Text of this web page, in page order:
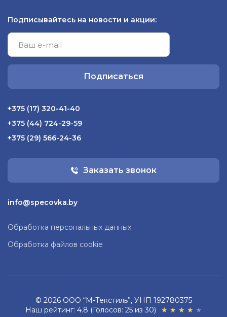
Подписывайтесь на новости и акции:
Подписаться
+375 (17) 320-41-40
+375 (44) 724-29-59
+375 (29) 566-24-36
Заказать звонок
info@specovka.by
Обработка персональных данных
Обработка файлов cookie
© 2026 ООО “М-Текстиль”, УНП 192780375
Наш рейтинг: 4.8 (Голосов: 25 из 30)
★ ★ ★ ★ ★